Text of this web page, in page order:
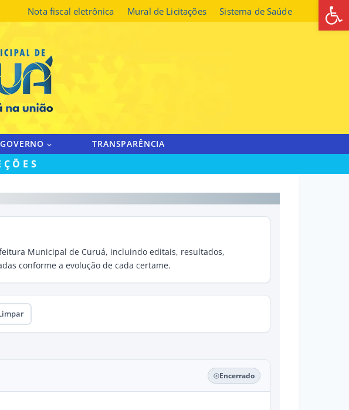
Nota fiscal eletrônica Mural de Licitações Sistema de Saúde
GOVERNO TRANSPARÊNCIA
Municipal de Curuá, incluindo editais, resultados,
conforme a evolução de cada certame.
Encerrado